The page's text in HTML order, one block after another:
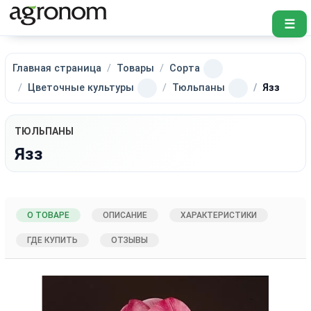
☰
Главная страница Товары
Сорта
Цветочные культуры
Тюльпаны Язз
ТЮЛЬПАНЫ
Язз
О ТОВАРЕ ОПИСАНИЕ ХАРАКТЕРИСТИКИ
ГДЕ КУПИТЬ ОТЗЫВЫ